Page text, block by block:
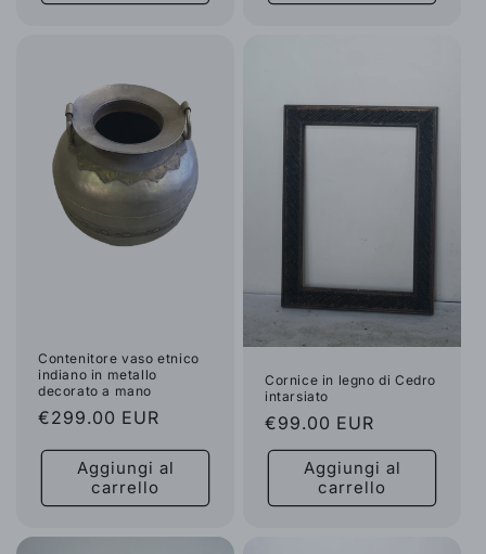
Contenitore vaso etnico
indiano in metallo
decorato a mano
Prezzo
listino
€299.00 EUR
Aggiungi al
carrello
Cornice in legno di Cedro
intarsiato
Prezzo
di
listino
€99.00 EUR
Aggiungi al
carrello